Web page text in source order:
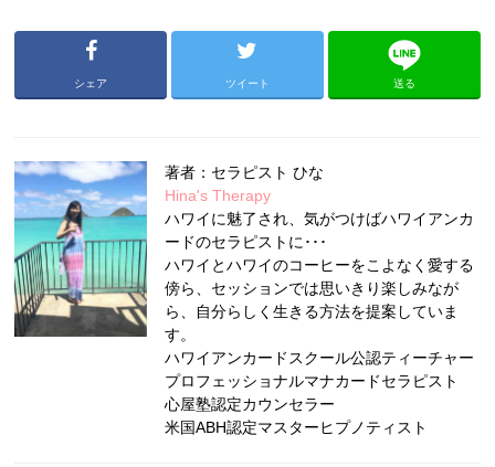
シェア ツイート 送る
著者：セラピスト ひな
Hina's Therapy
ハワイに魅了され、気がつけばハワイアンカ
ードのセラピストに･･･
ハワイとハワイのコーヒーをこよなく愛する
傍ら、セッションでは思いきり楽しみなが
ら、自分らしく生きる方法を提案していま
す。
ハワイアンカードスクール公認ティーチャー
プロフェッショナルマナカードセラピスト
心屋塾認定カウンセラー
米国ABH認定マスターヒプノティスト